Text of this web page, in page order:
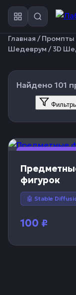
Главная /Промпты
Шедеврум / 3D
Найдено 101
фигурок
🤖 Stable
100 ₽